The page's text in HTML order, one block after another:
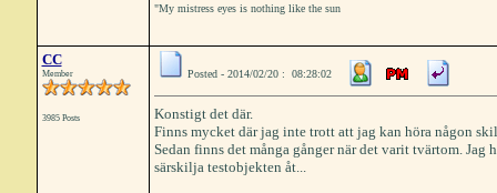
"My mistress eyes is nothing like the sun
CC
Member
3985 Posts
Posted - 2014/02/20 : 08:28:02
Konstigt det där.
Finns mycket där jag inte trott att jag kan höra någon
Sedan finns det många gånger när det varit tvärtom.
särskilja testobjekten åt...